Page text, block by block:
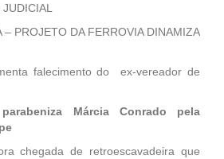
– PROJETO DA FERROVIA DINAMIZA
falecimento do ex-vereador de
Márcia Conrado pela
chegada de retroescavadeira que